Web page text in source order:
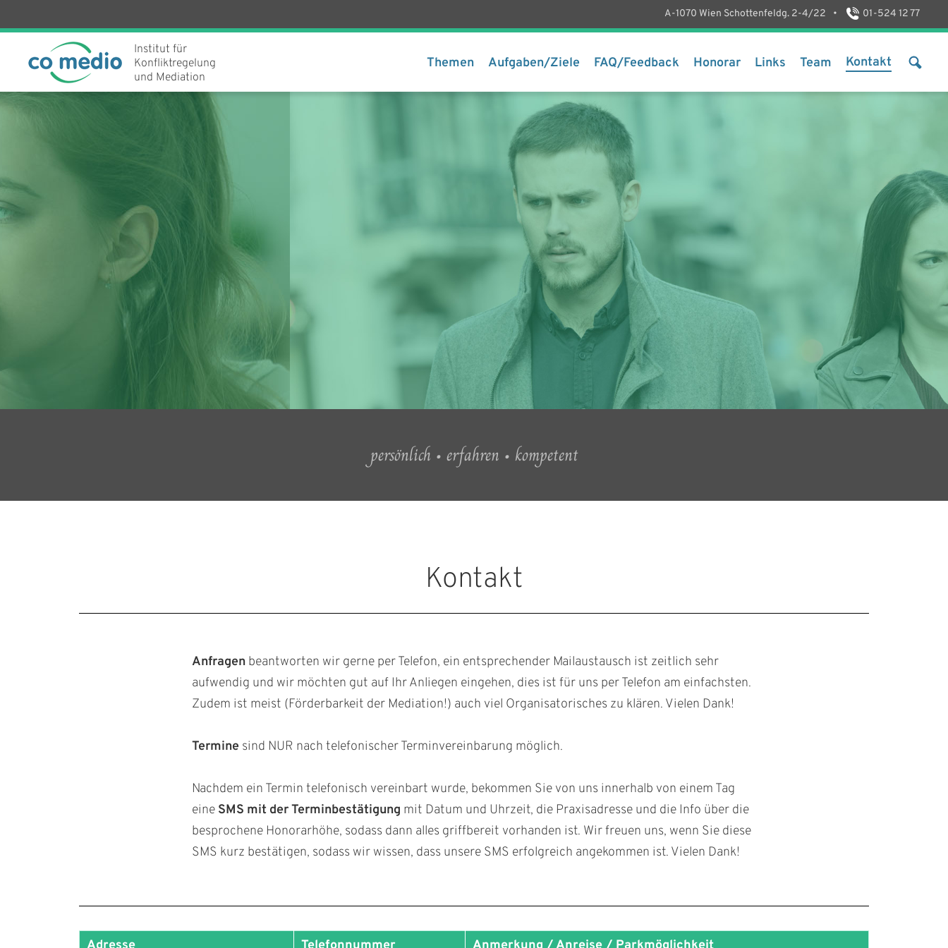
A-1070 Wien Schottenfeldg. 2-4/22 • 01-524 12 77
Institut für
Konfliktregelung
und Mediation
Themen Aufgaben/Ziele FAQ/Feedback Honorar Links Team Kontakt
persönlich • erfahren • kompetent
Kontakt
Anfragen beantworten wir gerne per Telefon, ein entsprechender Mailaustausch ist zeitlich sehr
aufwendig und wir möchten gut auf Ihr Anliegen eingehen, dies ist für uns per Telefon am einfachsten.
Zudem ist meist (Förderbarkeit der Mediation!) auch viel Organisatorisches zu klären. Vielen Dank!
Termine sind NUR nach telefonischer Terminvereinbarung möglich.
Nachdem ein Termin telefonisch vereinbart wurde, bekommen Sie von uns innerhalb von einem Tag
eine SMS mit der Terminbestätigung mit Datum und Uhrzeit, die Praxisadresse und die Info über die
besprochene Honorarhöhe, sodass dann alles griffbereit vorhanden ist. Wir freuen uns, wenn Sie diese
SMS kurz bestätigen, sodass wir wissen, dass unsere SMS erfolgreich angekommen ist. Vielen Dank!